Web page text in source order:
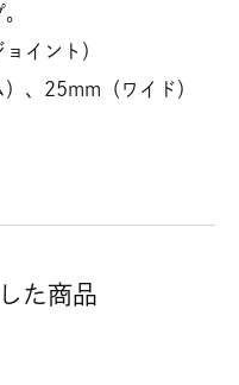
イント）
、25mm（ワイド）
た商品